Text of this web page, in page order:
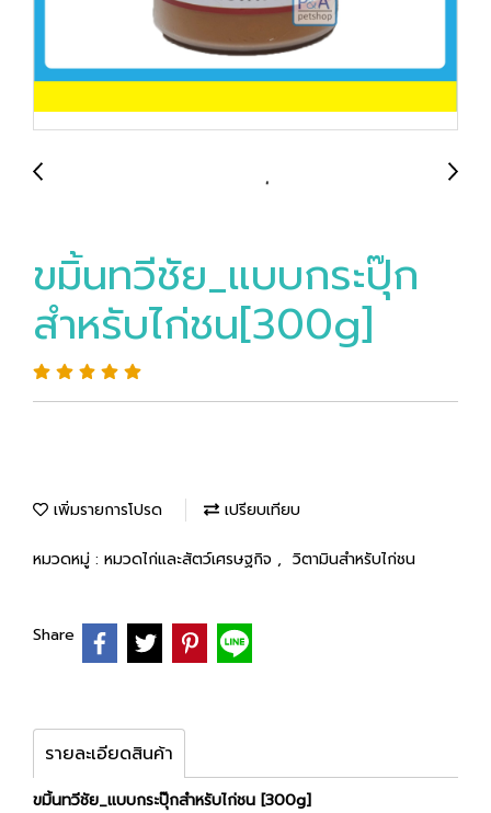
ขมิ้นทวีชัย_แบบกระปุ๊ก
สำหรับไก่ชน[300g]
เพิ่มรายการโปรด เปรียบเทียบ
หมวดหมู่ : หมวดไก่และสัตว์เศรษฐกิจ , วิตามินสำหรับไก่ชน
Share
รายละเอียดสินค้า
ขมิ้นทวีชัย_แบบกระปุ๊กสำหรับไก่ชน [300g]